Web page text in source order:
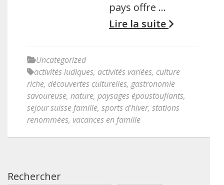
pays offre …
Lire la suite
Uncategorized
activités ludiques, activités variées, culture
riche, découvertes culturelles, gastronomie
savoureuse, nature, paysages époustouflants,
sejour suisse famille, sports d'hiver, stations
renommées, vacances en famille
Rechercher